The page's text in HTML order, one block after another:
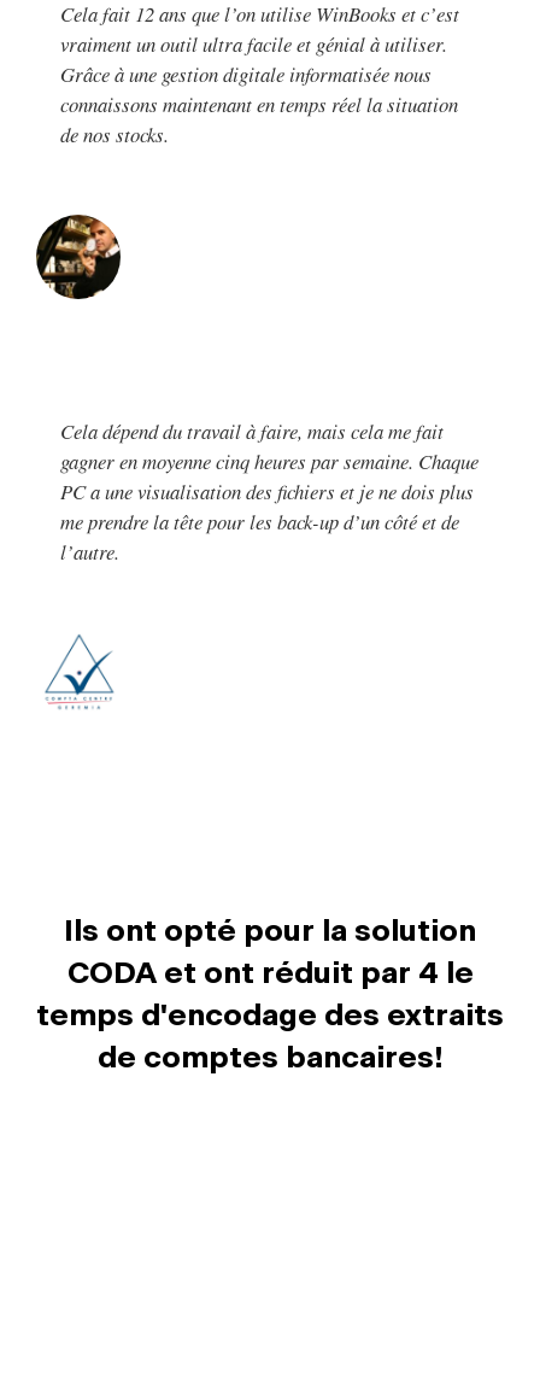
Cela fait 12 ans que l’on utilise WinBooks et c’est
vraiment un outil ultra facile et génial à utiliser.
Grâce à une gestion digitale informatisée nous
connaissons maintenant en temps réel la situation
de nos stocks.
Cela dépend du travail à faire, mais cela me fait
gagner en moyenne cinq heures par semaine. Chaque
PC a une visualisation des fichiers et je ne dois plus
me prendre la tête pour les back-up d’un côté et de
l’autre.
Ils ont opté pour la solution
CODA et ont réduit par 4 le
temps d'encodage des extraits
de comptes bancaires!